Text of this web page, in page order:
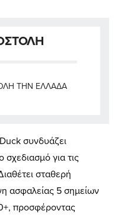
ΤΗΝ ΕΛΛΆΔΑ
συνδυάζει
σχεδιασμό για τις
σταθερή
ασφαλείας 5 σημείων
προσφέροντας